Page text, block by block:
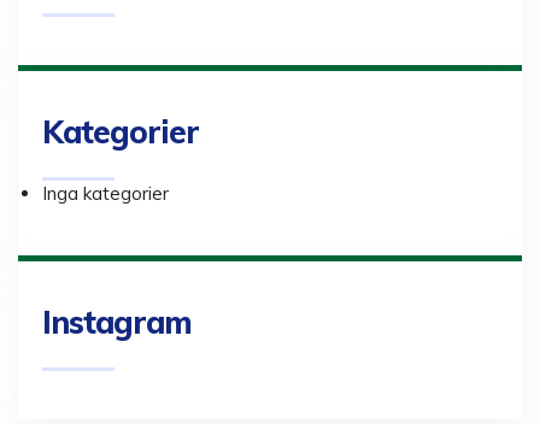
Kategorier
Inga kategorier
Instagram